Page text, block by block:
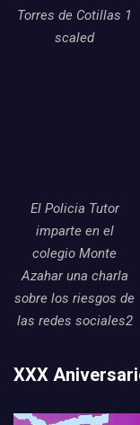
Torres de Cotillas 1
scaled
El Policia Tutor
imparte en el
colegio Monte
Azahar una charla
sobre los riesgos de
las redes sociales2
XXX